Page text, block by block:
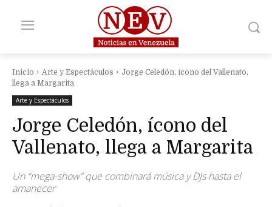
Inicio Arte y Espectáculos
Jorge Celedón, ícono del Vallenato,
llega a Margarita
Arte y Espectáculos
Jorge Celedón, ícono del
Vallenato, llega a Margarita
Un “mega-show” que combinará música y DJs hasta el
amanecer